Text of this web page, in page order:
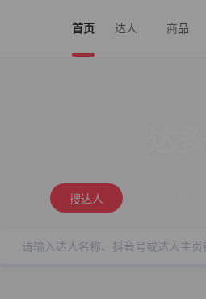
首页 达人 商品
搜达人